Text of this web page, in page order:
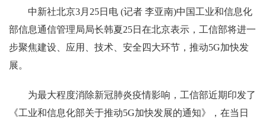
中新社北京3月25日电 (记者 李亚南)中国工业和信息化
部信息通信管理局局长韩夏25日在北京表示，工信部将进一
步聚焦建设、应用、技术、安全四大环节，推动5G加快发
展。
为最大程度消除新冠肺炎疫情影响，工信部近期印发了
《工业和信息化部关于推动5G加快发展的通知》，在当日